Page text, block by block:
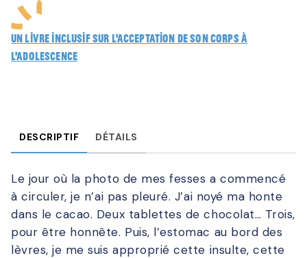
Un livre inclusif sur l’acceptation de son corps à
l’adolescence
DESCRIPTIF DÉTAILS
Le jour où la photo de mes fesses a commencé
à circuler, je n’ai pas pleuré. J’ai noyé ma honte
dans le cacao. Deux tablettes de chocolat… Trois,
pour être honnête. Puis, l’estomac au bord des
lèvres, je me suis approprié cette insulte, cette